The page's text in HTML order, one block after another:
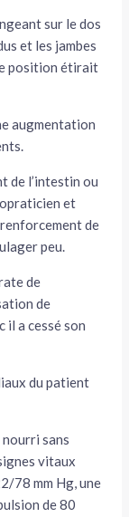
sur le dos
et les jambes
position étirait
augmentation
de l’intestin ou
et
de
peu.
de
de
il a cessé son
du patient
nourri sans
vitaux
78 mm Hg, une
de 80